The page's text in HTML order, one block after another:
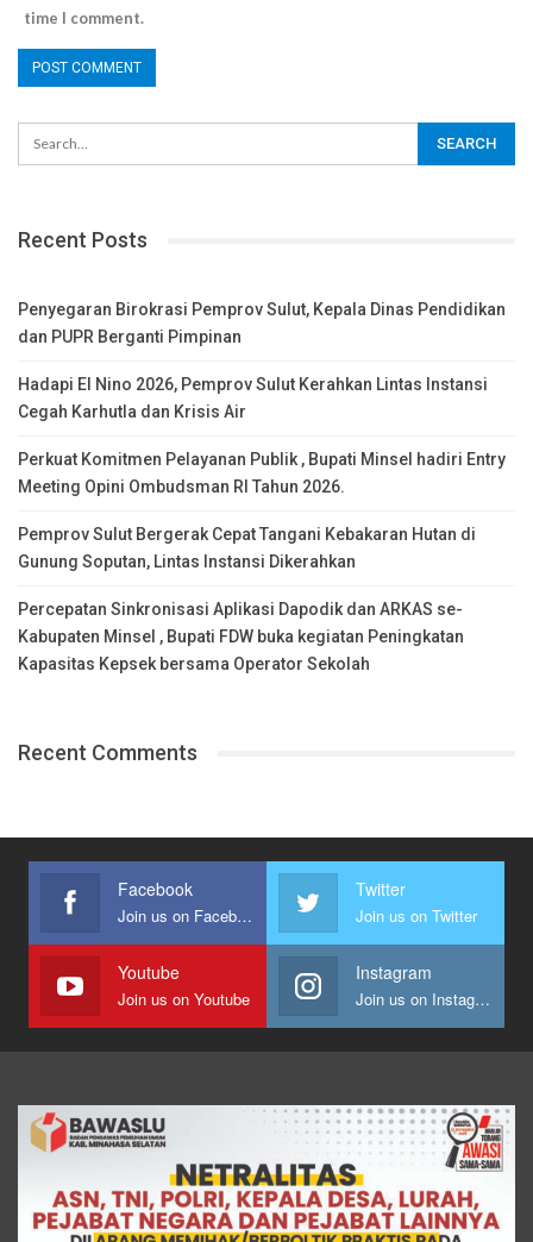
time I comment.
Recent Posts
Penyegaran Birokrasi Pemprov Sulut, Kepala Dinas Pendidikan
dan PUPR Berganti Pimpinan
Hadapi El Nino 2026, Pemprov Sulut Kerahkan Lintas Instansi
Cegah Karhutla dan Krisis Air
Perkuat Komitmen Pelayanan Publik , Bupati Minsel hadiri Entry
Meeting Opini Ombudsman RI Tahun 2026.
Pemprov Sulut Bergerak Cepat Tangani Kebakaran Hutan di
Gunung Soputan, Lintas Instansi Dikerahkan
Percepatan Sinkronisasi Aplikasi Dapodik dan ARKAS se-
Kabupaten Minsel , Bupati FDW buka kegiatan Peningkatan
Kapasitas Kepsek bersama Operator Sekolah
Recent Comments
Facebook
Join us on Facebook
Twitter
Join us on Twitter
Youtube
Join us on Youtube
Instagram
Join us on Instagram